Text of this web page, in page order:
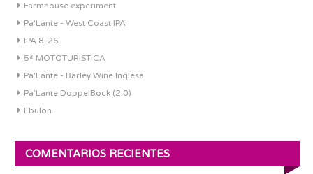
Farmhouse experiment
Pa'Lante - West Coast IPA
IPA 8-26
5ª MOTOTURISTICA
Pa'Lante - Barley Wine Inglesa
Pa’Lante DoppelBock (2.0)
Ebulon
COMENTARIOS RECIENTES